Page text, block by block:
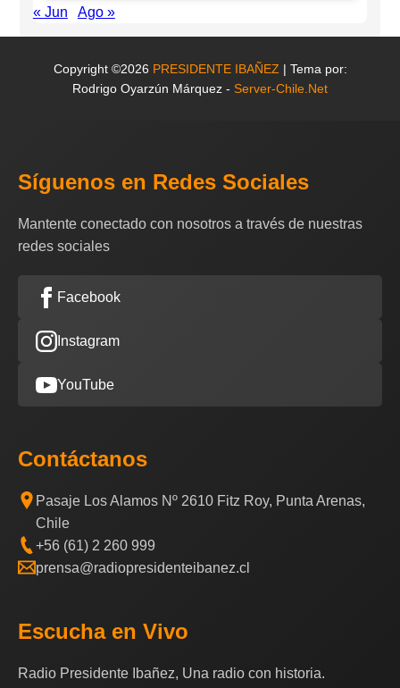
« Jun Ago »
Copyright ©2026 PRESIDENTE IBAÑEZ | Tema por:
Rodrigo Oyarzún Márquez - Server-Chile.Net
Síguenos en Redes Sociales
Mantente conectado con nosotros a través de nuestras
redes sociales
Facebook
Instagram
YouTube
Contáctanos
Pasaje Los Alamos Nº 2610 Fitz Roy, Punta Arenas,
Chile
+56 (61) 2 260 999
prensa@radiopresidenteibanez.cl
Escucha en Vivo
Radio Presidente Ibañez, Una radio con historia.